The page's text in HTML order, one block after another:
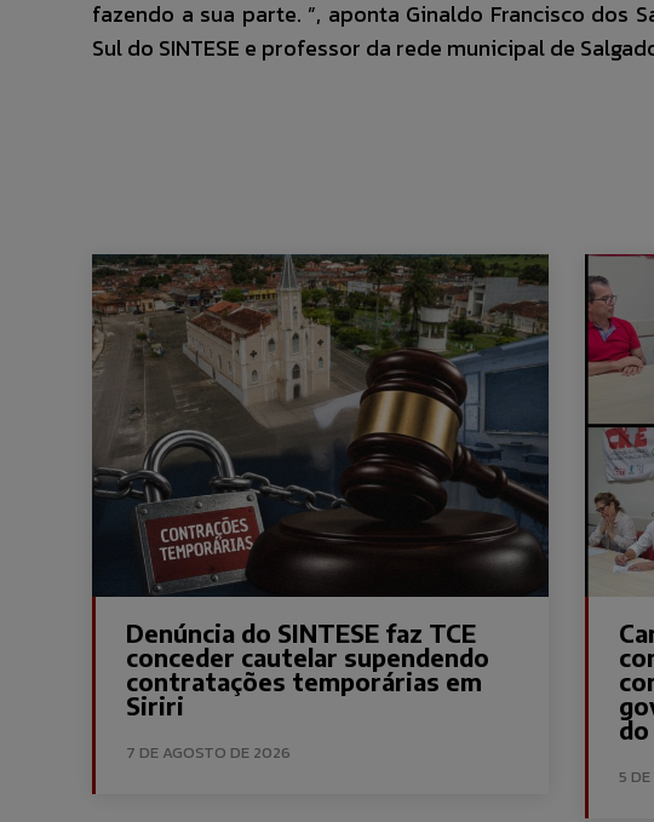
fazendo a sua parte. ”, aponta Ginaldo Francisco dos
Sul do SINTESE e professor da rede municipal de
Denúncia do SINTESE faz TCE
conceder cautelar supendendo
contratações temporárias em
Siriri
7 DE AGOSTO DE 2026
do
5